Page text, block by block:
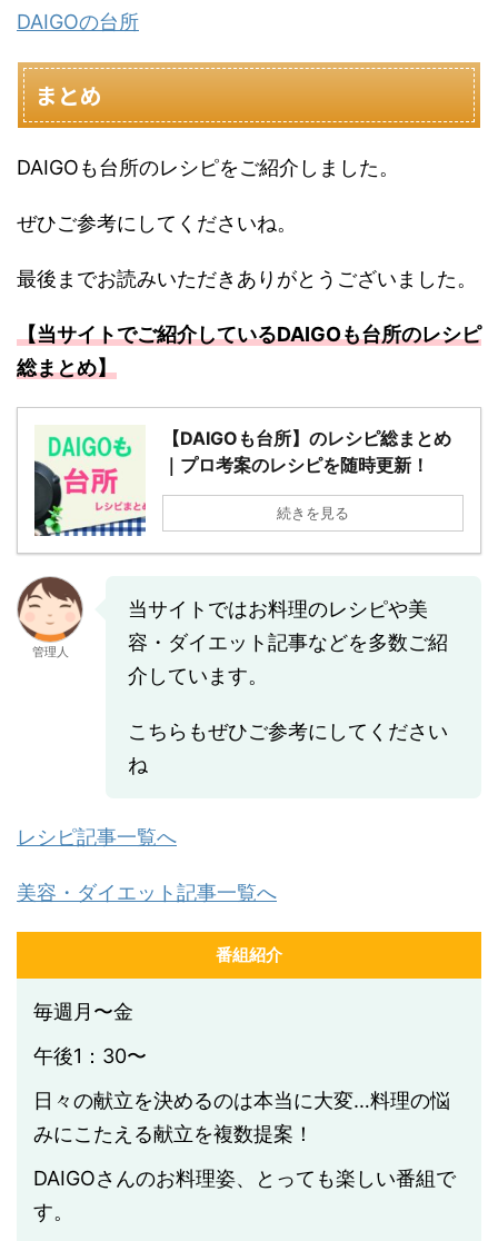
DAIGOの台所
まとめ
DAIGOも台所のレシピをご紹介しました。
ぜひご参考にしてくださいね。
最後までお読みいただきありがとうございました。
【当サイトでご紹介しているDAIGOも台所のレシピ
総まとめ】
【DAIGOも台所】のレシピ総まとめ
｜プロ考案のレシピを随時更新！
続きを見る
管理人
当サイトではお料理のレシピや美
容・ダイエット記事などを多数ご紹
介しています。
こちらもぜひご参考にしてください
ね
レシピ記事一覧へ
美容・ダイエット記事一覧へ
番組紹介
毎週月〜金
午後1：30〜
日々の献立を決めるのは本当に大変…料理の悩
みにこたえる献立を複数提案！
DAIGOさんのお料理姿、とっても楽しい番組で
す。